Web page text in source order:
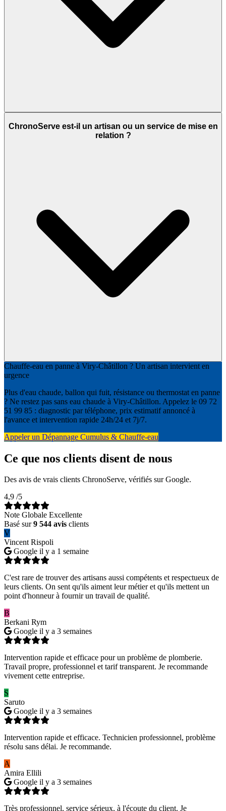
ChronoServe est-il un artisan ou un service de mise en
relation ?
Chauffe-eau en panne à Viry-Châtillon ? Un artisan intervient en
urgence
Plus d'eau chaude, ballon qui fuit, résistance ou thermostat en panne
? Ne restez pas sans eau chaude à Viry-Châtillon. Appelez le 09 72
51 99 85 : diagnostic par téléphone, prix estimatif annoncé à
l'avance et intervention rapide 24h/24 et 7j/7.
Appeler un Dépannage Cumulus & Chauffe-eau
Ce que nos clients disent de nous
Des avis de vrais clients ChronoServe, vérifiés sur Google.
4,9 /5
Note Globale Excellente
Basé sur9 544 avis clients
V
Vincent Rispoli
Google il y a 1 semaine
C'est rare de trouver des artisans aussi compétents et respectueux de
leurs clients. On sent qu'ils aiment leur métier et qu'ils mettent un
point d'honneur à fournir un travail de qualité.
B
Berkani Rym
Google il y a 3 semaines
Intervention rapide et efficace pour un problème de plomberie.
Travail propre, professionnel et tarif transparent. Je recommande
vivement cette entreprise.
S
Saruto
Google il y a 3 semaines
Intervention rapide et efficace. Technicien professionnel, problème
résolu sans délai. Je recommande.
A
Amira Ellili
Google il y a 3 semaines
Très professionnel, service sérieux, à l'écoute du client. Je